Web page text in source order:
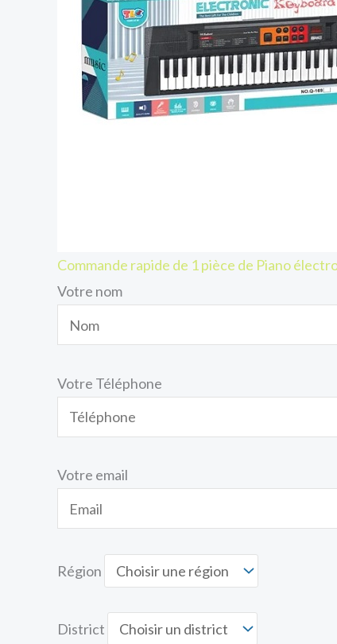
Commande rapide de 1 pièce de Piano
Votre nom
Votre Téléphone
Votre email
Région
District